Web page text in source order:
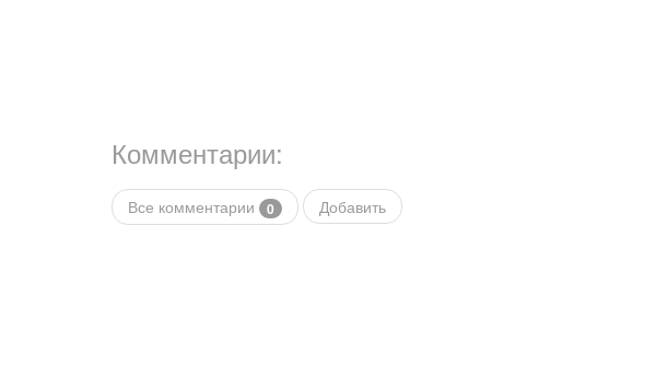
Комментарии:
Все комментарии 0 Добавить